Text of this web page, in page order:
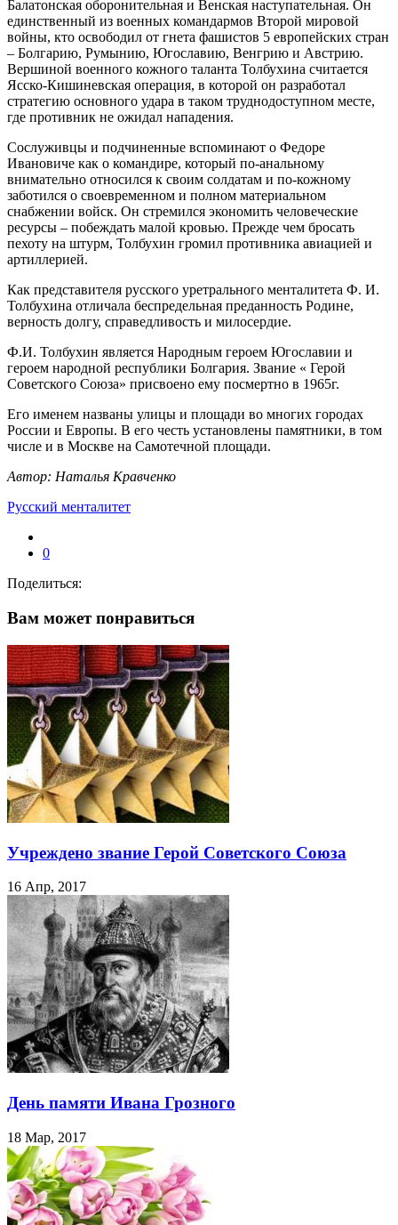
Балатонская оборонительная и Венская наступательная. Он
единственный из военных командармов Второй мировой
войны, кто освободил от гнета фашистов 5 европейских стран
– Болгарию, Румынию, Югославию, Венгрию и Австрию.
Вершиной военного кожного таланта Толбухина считается
Ясско-Кишиневская операция, в которой он разработал
стратегию основного удара в таком труднодоступном месте,
где противник не ожидал нападения.
Сослуживцы и подчиненные вспоминают о Федоре
Ивановиче как о командире, который по-анальному
внимательно относился к своим солдатам и по-кожному
заботился о своевременном и полном материальном
снабжении войск. Он стремился экономить человеческие
ресурсы – побеждать малой кровью. Прежде чем бросать
пехоту на штурм, Толбухин громил противника авиацией и
артиллерией.
Как представителя русского уретрального менталитета Ф. И.
Толбухина отличала беспредельная преданность Родине,
верность долгу, справедливость и милосердие.
Ф.И. Толбухин является Народным героем Югославии и
героем народной республики Болгария. Звание « Герой
Советского Союза» присвоено ему посмертно в 1965г.
Его именем названы улицы и площади во многих городах
России и Европы. В его честь установлены памятники, в том
числе и в Москве на Самотечной площади.
Автор: Наталья Кравченко
Русский менталитет
0
Поделиться:
Вам может понравиться
Учреждено звание Герой Советского Союза
16 Апр, 2017
День памяти Ивана Грозного
18 Мар, 2017